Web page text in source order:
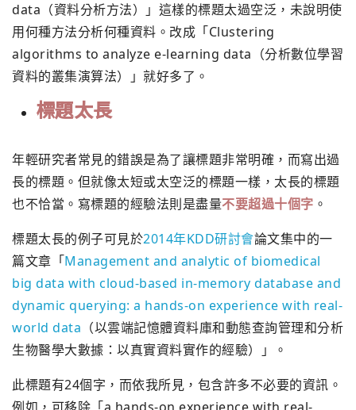
data（資料分析方法）」這樣的標題太過空泛，未說明使
用何種方法分析何種資料。改成「Clustering
algorithms to analyze e-learning data（分析數位學習
資料的叢集演算法）」就好多了。
標題太長
年輕研究者常見的錯誤是為了讓標題非常明確，而寫出過
長的標題。但就像太短或太空泛的標題一樣，太長的標題
也不恰當。寫標題的經驗法則是盡量不要超過十個字 。
標題太長的例子可見於2014年KDD研討會論文集中的一
篇文章「Management and analytic of biomedical
big data with cloud-based in-memory database and
dynamic querying: a hands-on experience with real-
world data （以雲端記憶體資料庫和動態查詢管理和分析
生物醫學大數據：以真實資料實作的經驗）」。
此標題有24個字，而依我所見，包含許多不必要的資訊。